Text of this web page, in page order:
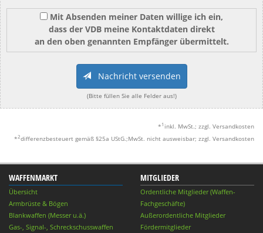
Mit Absenden meiner Daten willige ich ein,
dass der VDB meine Kontaktdaten direkt
an den oben genannten Empfänger übermittelt.
Nachricht versenden
(Bitte füllen Sie alle Felder aus!)
* 1 inkl. MwSt.; zzgl. Versandkosten
*2differenzbesteuert gemäß §25a UStG.;MwSt. nicht ausweisbar; zzgl. Versandkosten
WAFFENMARKT
Übersicht
Armbrüste & Bögen
Blankwaffen (Messer u.ä.)
Gas-, Signal-, Schreckschusswaffen
MITGLIEDER
Ordentliche Mitglieder (Waffen-
Fachgeschäfte)
Außerordentliche Mitglieder
Fördermitglieder